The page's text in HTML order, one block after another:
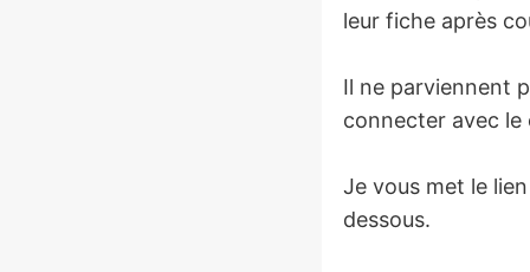
leur fiche après
Il ne parviennent
connecter avec le
Je vous met le
dessous.